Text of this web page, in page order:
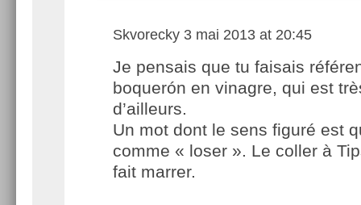
Skvorecky 3 mai 2013 at 20:45
Je pensais que tu faisais
boquerón en vinagre, qui est
d’ailleurs.
Un mot dont le sens figuré est
comme « loser ». Le coller à
fait marrer.